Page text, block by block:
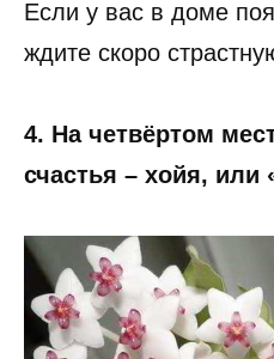
Если у вас в доме
ждите скоро
4. На четвёртом
счастья – хойя,